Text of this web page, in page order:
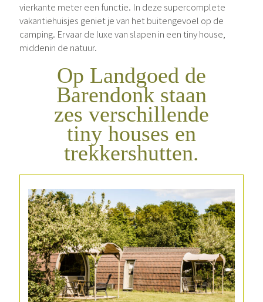
vierkante meter een functie. In deze supercomplete
vakantiehuisjes geniet je van het buitengevoel op de
camping. Ervaar de luxe van slapen in een tiny house,
middenin de natuur.
Op Landgoed de
Barendonk staan
zes verschillende
tiny houses en
trekkershutten.